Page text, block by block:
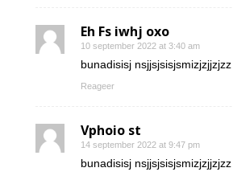
Eh Fs iwhj oxo
10 september 2022 at 3:40 am
bunadisisj
Reageer
Vphoio st
14 september 2022 at 9:47 pm
bunadisisj